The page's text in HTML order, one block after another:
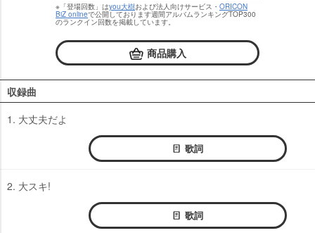
※「登場回数」はyou大樹および法人向けサービス・ ORICON
BiZ onlineで公開しております週間アルバムランキングTOP300
のランクイン回数を掲載しています。
商品購入
収録曲
1. 大丈夫だよ
歌詞
2. 大スキ!
歌詞